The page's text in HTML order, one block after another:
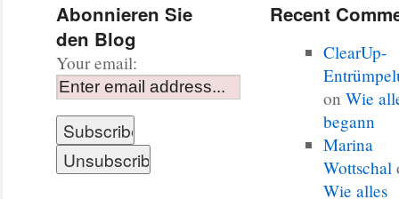
Abonnieren Sie
den Blog
Your email:
Recent
ClearUp-
onWie
begann
Marina
Wottschal
Wie alles